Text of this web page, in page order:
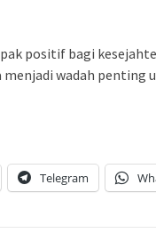
positif bagi
menjadi wadah penting
Telegram